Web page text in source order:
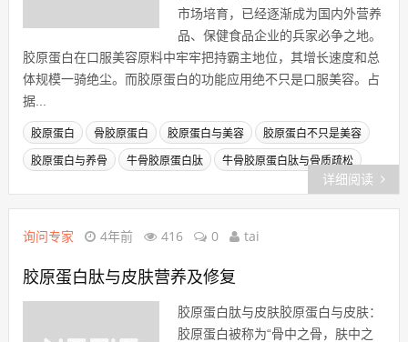
市场培育，已经逐渐成为国内外营养
品、保健食品企业的兵家必争之地。
胶原蛋白在口服美容原料中牢牢把持霸主地位，其增长速度和总
体规模一骑绝尘。而胶原蛋白的功能应用绝不只是口服美容。占
据...
胶原蛋白 骨胶原蛋白 胶原蛋白与美容 胶原蛋白不只是美容
胶原蛋白与养骨 牛骨胶原蛋白肽 牛骨胶原蛋白肽与骨质疏松
详细阅读
询问专家 4年前 416 0 tai
胶原蛋白肽与皮肤营养及修复
胶原蛋白肽与皮肤胶原蛋白与皮肤：
胶原蛋白被称为“骨中之骨，肤中之